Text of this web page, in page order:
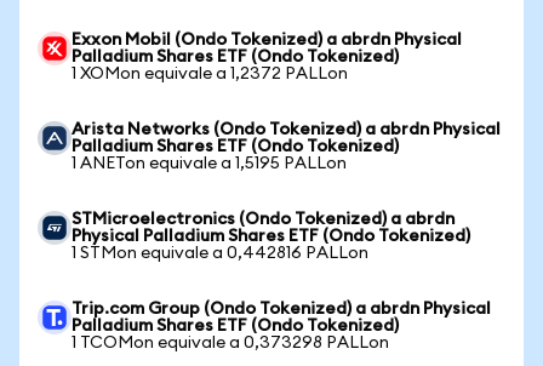
Exxon Mobil (Ondo Tokenized) a abrdn Physical
Palladium Shares ETF (Ondo Tokenized)
1 XOMon equivale a 1,2372 PALLon
Arista Networks (Ondo Tokenized) a abrdn Physical
Palladium Shares ETF (Ondo Tokenized)
1 ANETon equivale a 1,5195 PALLon
STMicroelectronics (Ondo Tokenized) a abrdn
Physical Palladium Shares ETF (Ondo Tokenized)
1 STMon equivale a 0,442816 PALLon
Trip.com Group (Ondo Tokenized) a abrdn Physical
Palladium Shares ETF (Ondo Tokenized)
1 TCOMon equivale a 0,373298 PALLon